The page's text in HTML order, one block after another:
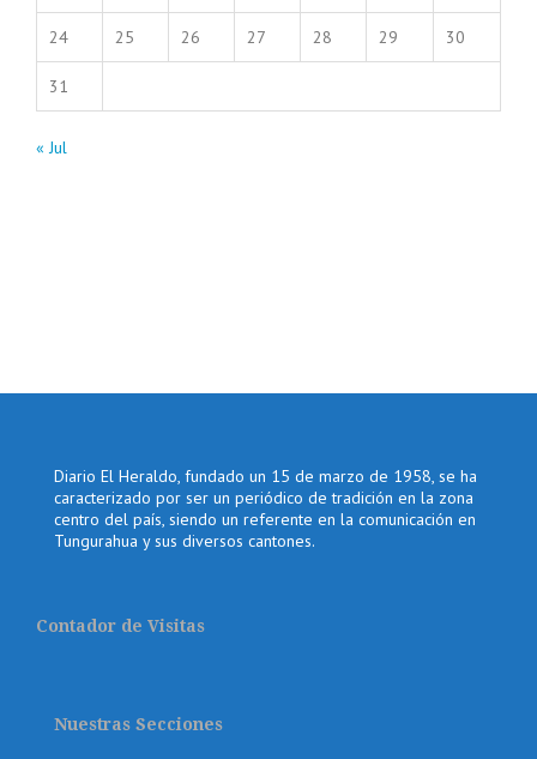
24 25 26 27 28 29 30
31
« Jul
Diario El Heraldo, fundado un 15 de marzo de 1958, se ha
caracterizado por ser un periódico de tradición en la zona
centro del país, siendo un referente en la comunicación en
Tungurahua y sus diversos cantones.
Contador de Visitas
Nuestras Secciones